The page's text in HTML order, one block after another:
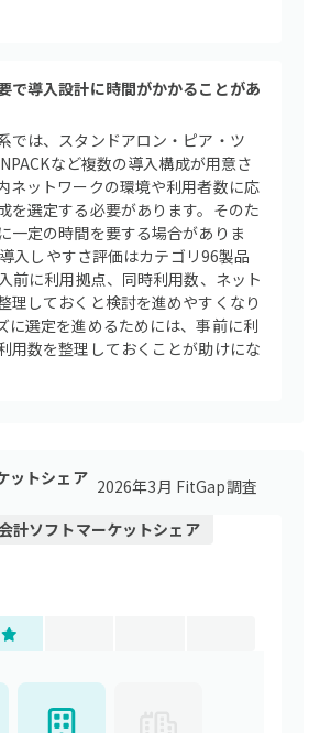
で導入設計に時間がかかることがあ
では、スタンドアロン・ピア・ツ
など複数の導入構成が用意さ
ネットワークの環境や利用者数に応
を選定する必要があります。そのた
一定の時間を要する場合がありま
入しやすさ評価はカテゴリ96製品
前に利用拠点、同時利用数、ネット
理しておくと検討を進めやすくなり
に選定を進めるためには、事前に利
用数を整理しておくことが助けにな
ットシェア 2026年3月 FitGap調査
会計ソフトマーケットシェア